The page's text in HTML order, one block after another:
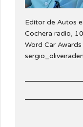
Editor de Autos
Cochera radio,
Word Car Awards